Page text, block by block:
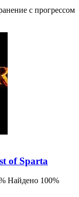
с прогрессом
of Sparta
Найдено 100%